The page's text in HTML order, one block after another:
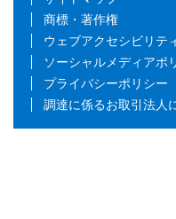
商標・著作権
ウェブアクセシビリテ
ソーシャルメディアポ
プライバシーポリシー
調達に係るお取引法人